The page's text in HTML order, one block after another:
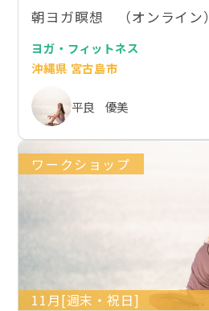
朝ヨガ瞑想 （オンライン）
ヨガ・フィットネス
沖縄県 宮古島市
平良 優美
ワークショップ
11月[週末・祝日]